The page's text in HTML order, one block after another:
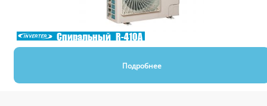
Спиральный R-410A
Подробнее